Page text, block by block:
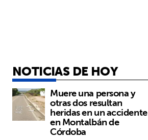
NOTICIAS DE HOY
Muere una persona y
otras dos resultan
heridas en un accidente
en Montalbán de
Córdoba